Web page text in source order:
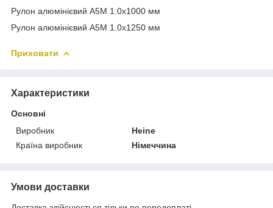
Рулон алюмінієвий А5М 1.0х1000 мм
Рулон алюмінієвий А5М 1.0х1250 мм
Приховати
Характеристики
Основні
Виробник
Heine
Країна виробник
Німеччина
Умови доставки